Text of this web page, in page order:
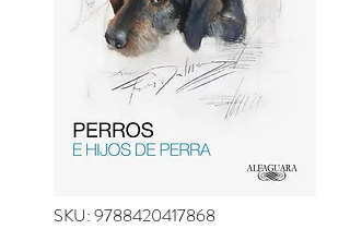
SKU: 9788420417868